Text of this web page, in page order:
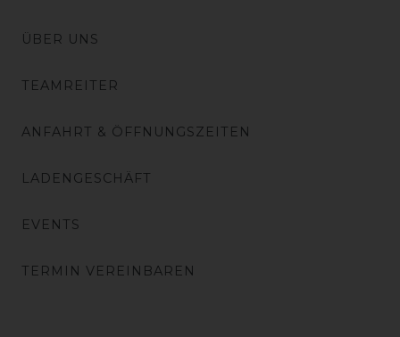
ÜBER UNS
TEAMREITER
ANFAHRT & ÖFFNUNGSZEITEN
LADENGESCHÄFT
EVENTS
TERMIN VEREINBAREN